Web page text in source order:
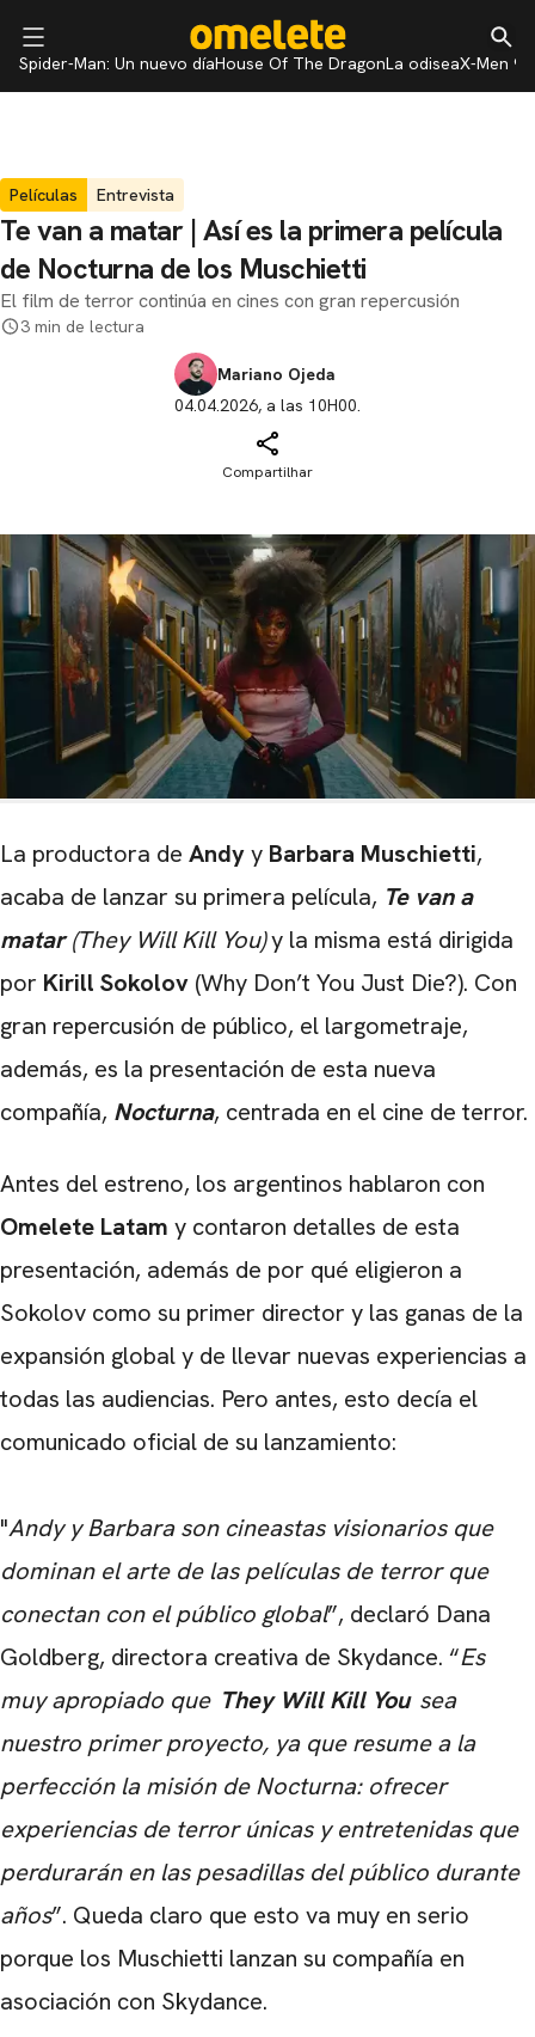
Spider-Man: Un nuevo díaHouse Of The DragonLa odiseaX-Men 97
Películas Entrevista
Te van a matar | Así es la primera película
de Nocturna de los Muschietti
El film de terror continúa en cines con gran repercusión
3 min de lectura
Mariano Ojeda
04.04.2026, a las 10H00.
Compartilhar
La productora de Andyy Barbara Muschietti,
acaba de lanzar su primera película, Te van a
matar(They Will Kill You)y la misma está dirigida
por Kirill Sokolov (Why Don’t You Just Die?). Con
gran repercusión de público, el largometraje,
además, es la presentación de esta nueva
compañía, Nocturna, centrada en el cine de terror.
Antes del estreno, los argentinos hablaron con
Omelete Latam y contaron detalles de esta
presentación, además de por qué eligieron a
Sokolov como su primer director y las ganas de la
expansión global y de llevar nuevas experiencias a
todas las audiencias. Pero antes, esto decía el
comunicado oficial de su lanzamiento:
"Andy y Barbara son cineastas visionarios que
dominan el arte de las películas de terror que
conectan con el público global”, declaró Dana
Goldberg, directora creativa de Skydance. “Es
muy apropiado que They Will Kill Yousea
nuestro primer proyecto, ya que resume a la
perfección la misión de Nocturna: ofrecer
experiencias de terror únicas y entretenidas que
perdurarán en las pesadillas del público durante
años”. Queda claro que esto va muy en serio
porque los Muschietti lanzan su compañía en
asociación con Skydance.